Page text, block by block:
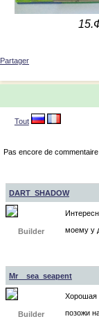
Partager
Tout
Pas encore de commentaire
DART_SHADOW
Builder
моему у
Mr__sea_seapent
Builder
Хорошая
позожи